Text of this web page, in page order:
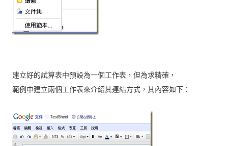
建立好的試算表中預設為一個工作表，但為求精確，
範例中建立兩個工作表來介紹其連結方式，其內容如下：